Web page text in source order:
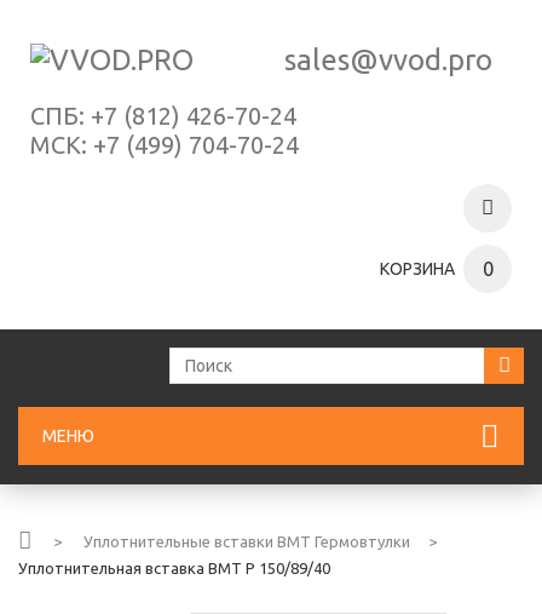
sales@vvod.pro
СПБ: +7 (812) 426-70-24
МСК: +7 (499) 704-70-24
КОРЗИНА 0
МЕНЮ
> Уплотнительные вставки ВМТ Гермовтулки
>
Уплотнительная вставка ВМТ Р 150/89/40